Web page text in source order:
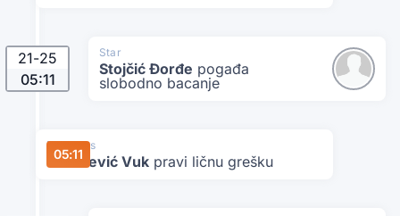
Star
Stojčić Đorđe pogađa
slobodno bacanje
21-25
05:11
05:11
Danubius
Malešević Vuk pravi ličnu grešku